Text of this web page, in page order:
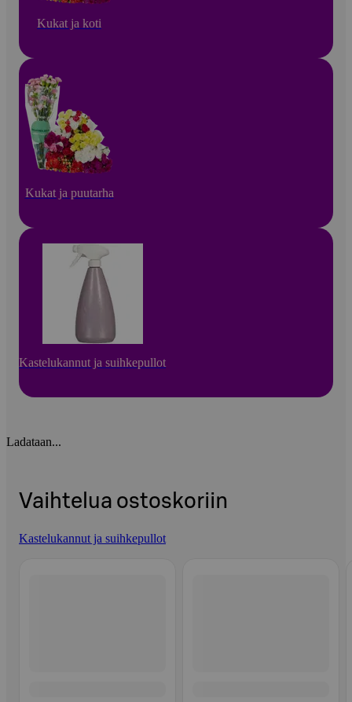
Kukat ja koti
Kukat ja puutarha
Kastelukannut ja suihkepullot
Ladataan...
Vaihtelua ostoskoriin
Kastelukannut ja suihkepullot